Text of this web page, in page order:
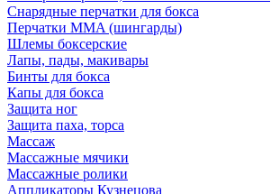
Снарядные перчатки для бокса
Перчатки MMA (шингарды)
Шлемы боксерские
Лапы, пады, макивары
Бинты для бокса
Капы для бокса
Защита ног
Защита паха, торса
Массаж
Массажные мячики
Массажные ролики
Аппликаторы Кузнецова